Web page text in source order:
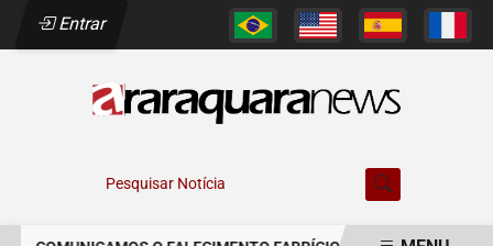
Entrar
Pesquisar Notícia